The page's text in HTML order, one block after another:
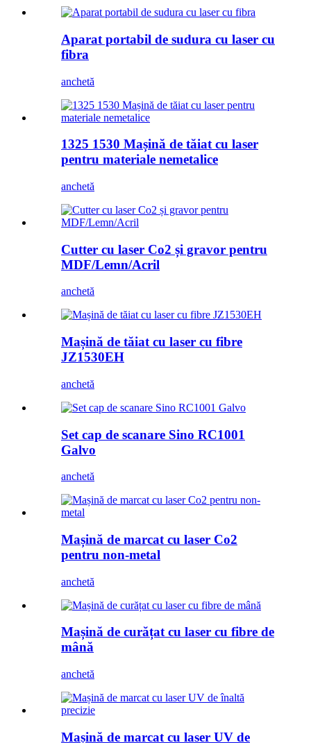
Aparat portabil de sudura cu laser cu
fibra
anchetă
1325 1530 Mașină de tăiat cu laser
pentru materiale nemetalice
anchetă
Cutter cu laser Co2 și gravor pentru
MDF/Lemn/Acril
anchetă
Mașină de tăiat cu laser cu fibre
JZ1530EH
anchetă
Set cap de scanare Sino RC1001
Galvo
anchetă
Mașină de marcat cu laser Co2
pentru non-metal
anchetă
Mașină de curățat cu laser cu fibre de
mână
anchetă
Mașină de marcat cu laser UV de